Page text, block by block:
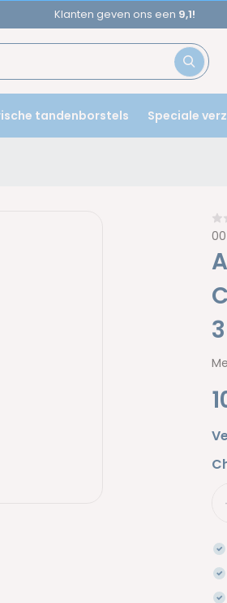
Voor17ubesteld,morgen
tandenborstels Speciale
00